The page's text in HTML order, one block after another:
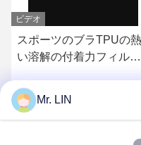
ビデオ
スポーツのブラTPUの熱
い溶解の付着力フィルム
方した
最もよい価格を得な
Mr. LIN